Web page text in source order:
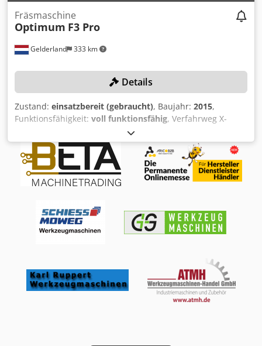
Gelderland 333 km
Fräsmaschine
Optimum F3 Pro
Details
Zustand: einsatzbereit (gebraucht), Baujahr: 2015,
Funktionsfähigkeit: voll funktionsfähig, Verfahrweg X-
, Verfahrweg Y-Achse:
Z-Achse:245 mm, Spindeldrehzahl (max.):3.000 U/min,
Tischbreite: 180 mm , Tischlänge:530 mm
, TECHNISCHE
DETAILS Anzahl der Achsen: 3 Verfahrweg X: 355 mm
Verfahrweg Y: 190 mm Verfahrweg Z: 245 mm Max.
Tischgröße Länge: 530 mm Tischgröße Breite: 180 mm
Max. Werkstückgewicht: 30 kg Steuerungstyp: Siemens
808D Steuerung: CNC Motorleistung: 1,5 kW MASCHINEN-
vorhanden: Ja AUSSTATTUNG - Steuerung Siemens 808D -
CNC-gesteuert - Dokumentation verfügbar - CE-
Kennzeichnung vorhanden - Großer Schraubstock -